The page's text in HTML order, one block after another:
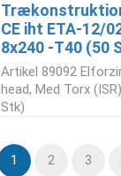
CE iht ETA-12/
8x240 -T40 (50
Artikel 89092
head, Med Torx
Stk)
1 2 3